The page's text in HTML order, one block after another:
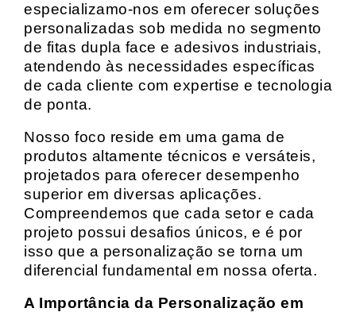
especializamo-nos em oferecer soluções
personalizadas sob medida no segmento
de fitas dupla face e adesivos industriais,
atendendo às necessidades específicas
de cada cliente com expertise e tecnologia
de ponta.
Nosso foco reside em uma gama de
produtos altamente técnicos e versáteis,
projetados para oferecer desempenho
superior em diversas aplicações.
Compreendemos que cada setor e cada
projeto possui desafios únicos, e é por
isso que a personalização se torna um
diferencial fundamental em nossa oferta.
A Importância da Personalização em